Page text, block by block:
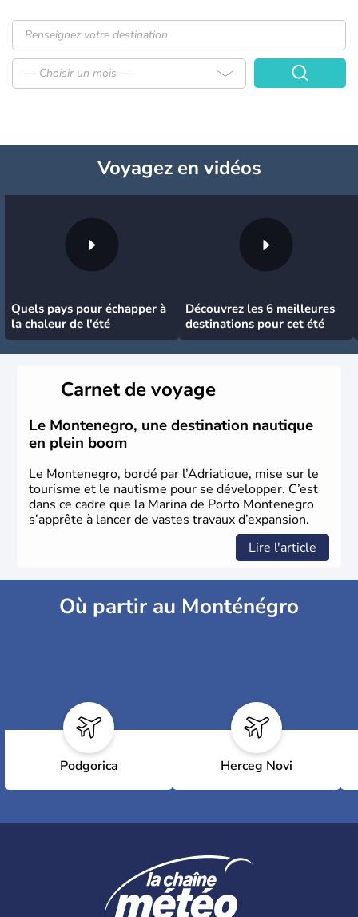
— Choisir un mois —
Voyagezen vidéos
Quels pays pour échapper à
la chaleur de l'été
Découvrez les 6 meilleures
destinations pour cet été
Carnet de voyage
Le Montenegro, une destination nautique
en plein boom
Le Montenegro, bordé par l’Adriatique, mise sur le
tourisme et le nautisme pour se développer. C’est
dans ce cadre que la Marina de Porto Montenegro
s’apprête à lancer de vastes travaux d’expansion.
Lire l'article
Où partir au Monténégro
Podgorica Herceg Novi